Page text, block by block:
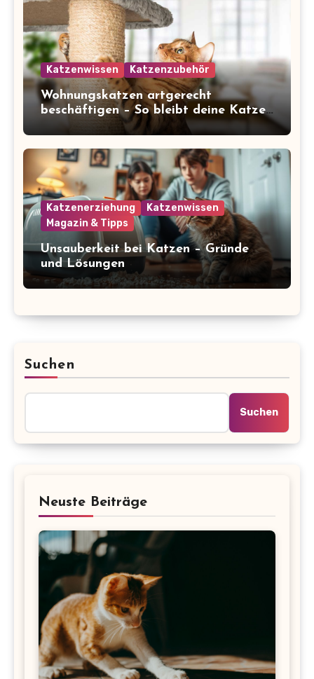
Katzenwissen Katzenzubehör
Wohnungskatzen artgerecht
beschäftigen – So bleibt deine Katze
glücklich und gesund
Katzenerziehung
Katzenwissen
Magazin & Tipps
Unsauberkeit bei Katzen – Gründe
und Lösungen
Suchen
Suchen
Neuste Beiträge